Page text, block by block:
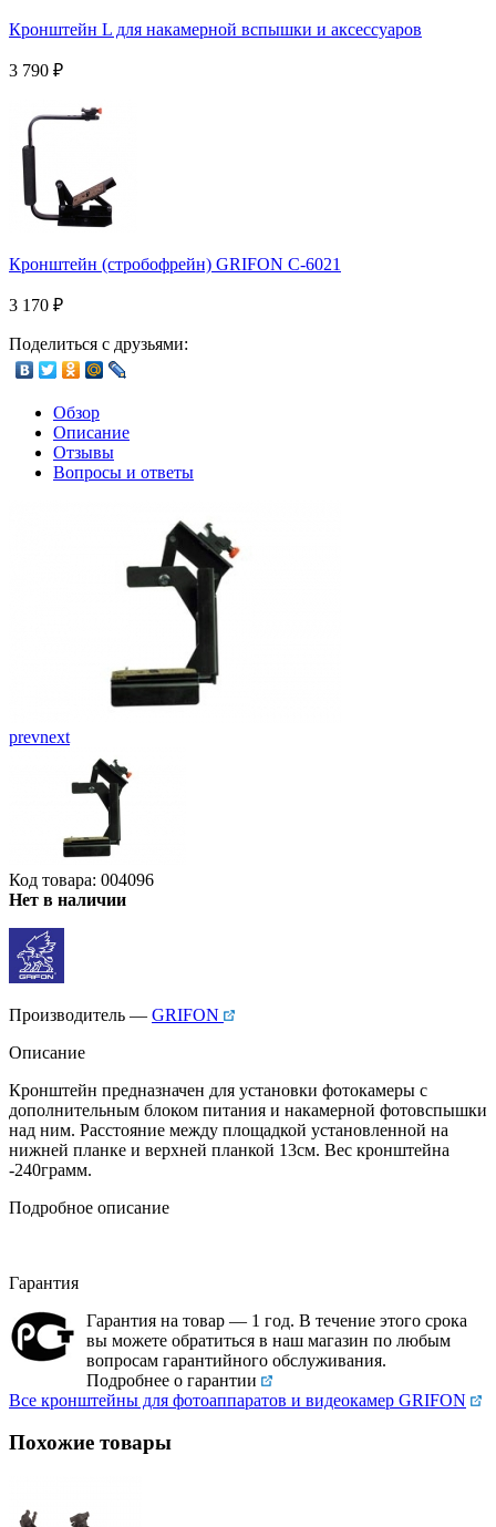
Кронштейн L для накамерной вспышки и аксессуаров
3 790 ₽
Кронштейн (стробофрейн) GRIFON С-6021
3 170 ₽
Поделиться с друзьями:
Обзор
Описание
Отзывы
Вопросы и ответы
prevnext
Код товара: 004096
Нет в наличии
Производитель — GRIFON
Описание
Кронштейн предназначен для установки фотокамеры c
дополнительным блоком питания и накамерной фотовспышки
над ним. Расстояние между площадкой установленной на
нижней планке и верхней планкой 13см. Вес кронштейна
-240грамм.
Подробное описание
Гарантия
Гарантия на товар — 1 год. В течение этого срока
вы можете обратиться в наш магазин по любым
вопросам гарантийного обслуживания.
Подробнее о гарантии
Все кронштейны для фотоаппаратов и видеокамер GRIFON
Похожие товары